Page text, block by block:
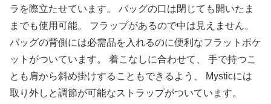
ラを際立たせています。 バッグの口は閉じても開いたま
までも使用可能。 フラップがあるので中は見えません。
バッグの背側には必需品を入れるのに便利なフラットポケ
ットがついています。 着こなしに合わせて、 手で持つこ
とも肩から斜め掛けすることもできるよう、 Mysticには
取り外しと調節が可能なストラップがついています。